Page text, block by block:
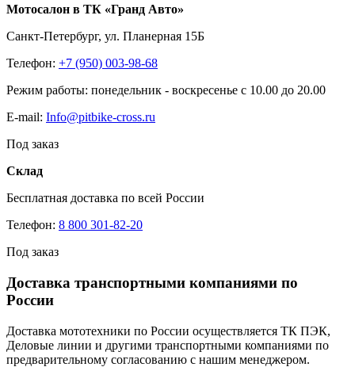
Мотосалон в ТК «Гранд Авто»
Санкт-Петербург, ул. Планерная 15Б
Телефон: +7 (950) 003-98-68
Режим работы: понедельник - воскресенье с 10.00 до 20.00
E-mail: Info@pitbike-cross.ru
Под заказ
Склад
Бесплатная доставка по всей России
Телефон: 8 800 301-82-20
Под заказ
Доставка транспортными компаниями по
России
Доставка мототехники по России осуществляется ТК ПЭК,
Деловые линии и другими транспортными компаниями по
предварительному согласованию с нашим менеджером.